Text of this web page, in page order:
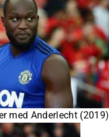
med Anderlecht (2019)